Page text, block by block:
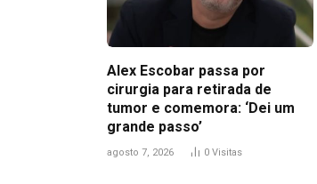
Alex Escobar passa por
cirurgia para retirada de
tumor e comemora: ‘Dei um
grande passo’
agosto 7, 2026 0 Visitas